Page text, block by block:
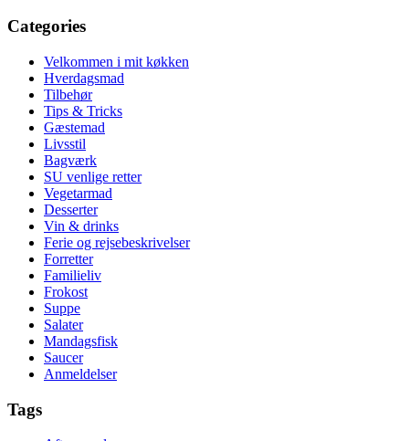
Categories
Velkommen i mit køkken
Hverdagsmad
Tilbehør
Tips & Tricks
Gæstemad
Livsstil
Bagværk
SU venlige retter
Vegetarmad
Desserter
Vin & drinks
Ferie og rejsebeskrivelser
Forretter
Familieliv
Frokost
Suppe
Salater
Mandagsfisk
Saucer
Anmeldelser
Tags